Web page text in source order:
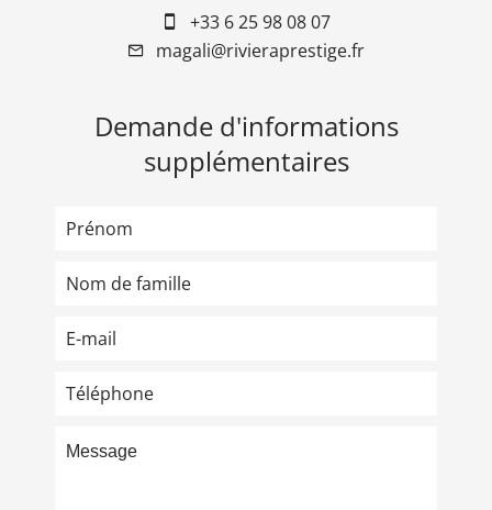
+33 6 25 98 08 07
magali@rivieraprestige.fr
Demande d'informations
supplémentaires